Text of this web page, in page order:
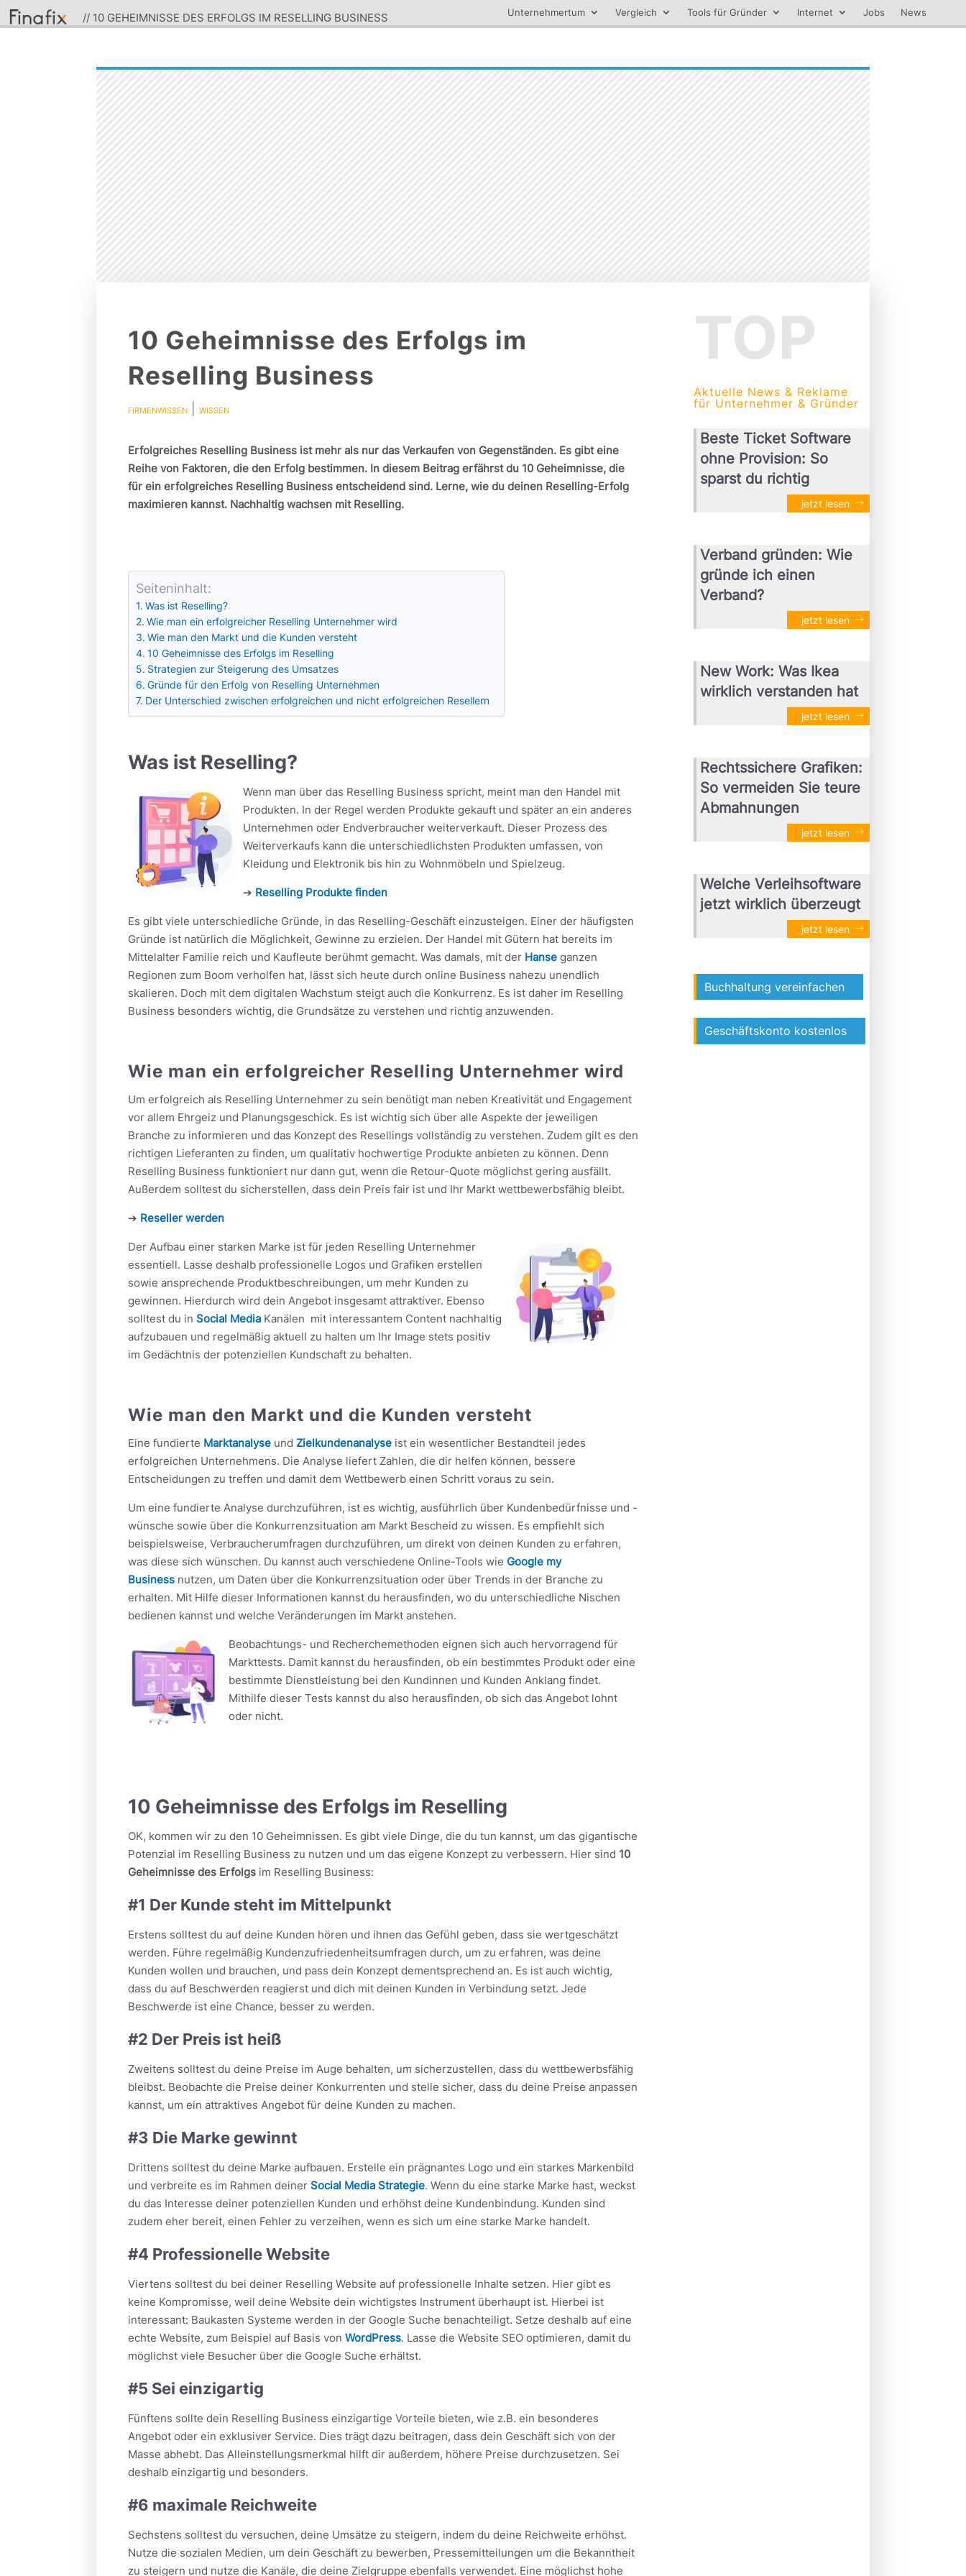
// 10 GEHEIMNISSE DES ERFOLGS IM RESELLING BUSINESS Unternehmertum Vergleich Tools für Gründer Internet Jobs News
10 Geheimnisse des Erfolgs im
Reselling Business
FIRMENWISSEN |WISSEN
Erfolgreiches Reselling Business ist mehr als nur das Verkaufen von Gegenständen. Es gibt eine
Reihe von Faktoren, die den Erfolg bestimmen. In diesem Beitrag erfährst du 10 Geheimnisse, die
für ein erfolgreiches Reselling Business entscheidend sind. Lerne, wie du deinen Reselling-Erfolg
maximieren kannst. Nachhaltig wachsen mit Reselling.
Seiteninhalt:
Was ist Reselling?
Wie man ein erfolgreicher Reselling Unternehmer wird
Wie man den Markt und die Kunden versteht
10 Geheimnisse des Erfolgs im Reselling
Strategien zur Steigerung des Umsatzes
Gründe für den Erfolg von Reselling Unternehmen
Der Unterschied zwischen erfolgreichen und nicht erfolgreichen Resellern
Was ist Reselling?
Wenn man über das Reselling Business spricht, meint man den Handel mit
Produkten. In der Regel werden Produkte gekauft und später an ein anderes
Unternehmen oder Endverbraucher weiterverkauft. Dieser Prozess des
Weiterverkaufs kann die unterschiedlichsten Produkten umfassen, von
Kleidung und Elektronik bis hin zu Wohnmöbeln und Spielzeug.
➔ Reselling Produkte finden
Es gibt viele unterschiedliche Gründe, in das Reselling-Geschäft einzusteigen. Einer der häufigsten
Gründe ist natürlich die Möglichkeit, Gewinne zu erzielen. Der Handel mit Gütern hat bereits im
Mittelalter Familie reich und Kaufleute berühmt gemacht. Was damals, mit der Hanse ganzen
Regionen zum Boom verholfen hat, lässt sich heute durch online Business nahezu unendlich
skalieren. Doch mit dem digitalen Wachstum steigt auch die Konkurrenz. Es ist daher im Reselling
Business besonders wichtig, die Grundsätze zu verstehen und richtig anzuwenden.
Wie man ein erfolgreicher Reselling Unternehmer wird
Um erfolgreich als Reselling Unternehmer zu sein benötigt man neben Kreativität und Engagement
vor allem Ehrgeiz und Planungsgeschick. Es ist wichtig sich über alle Aspekte der jeweiligen
Branche zu informieren und das Konzept des Resellings vollständig zu verstehen. Zudem gilt es den
richtigen Lieferanten zu finden, um qualitativ hochwertige Produkte anbieten zu können. Denn
Reselling Business funktioniert nur dann gut, wenn die Retour-Quote möglichst gering ausfällt.
Außerdem solltest du sicherstellen, dass dein Preis fair ist und Ihr Markt wettbewerbsfähig bleibt.
➔ Reseller werden
Der Aufbau einer starken Marke ist für jeden Reselling Unternehmer
essentiell. Lasse deshalb professionelle Logos und Grafiken erstellen
sowie ansprechende Produktbeschreibungen, um mehr Kunden zu
gewinnen. Hierdurch wird dein Angebot insgesamt attraktiver. Ebenso
solltest du in Social Media Kanälen mit interessantem Content nachhaltig
aufzubauen und regelmäßig aktuell zu halten um Ihr Image stets positiv
im Gedächtnis der potenziellen Kundschaft zu behalten.
Wie man den Markt und die Kunden versteht
Eine fundierte Marktanalyse undZielkundenanalyse ist ein wesentlicher Bestandteil jedes
erfolgreichen Unternehmens. Die Analyse liefert Zahlen, die dir helfen können, bessere
Entscheidungen zu treffen und damit dem Wettbewerb einen Schritt voraus zu sein.
Um eine fundierte Analyse durchzuführen, ist es wichtig, ausführlich über Kundenbedürfnisse und -
wünsche sowie über die Konkurrenzsituation am Markt Bescheid zu wissen. Es empfiehlt sich
beispielsweise, Verbraucherumfragen durchzuführen, um direkt von deinen Kunden zu erfahren,
was diese sich wünschen. Du kannst auch verschiedene Online-Tools wie Google my
Business nutzen, um Daten über die Konkurrenzsituation oder über Trends in der Branche zu
erhalten. Mit Hilfe dieser Informationen kannst du herausfinden, wo du unterschiedliche Nischen
bedienen kannst und welche Veränderungen im Markt anstehen.
Beobachtungs- und Recherchemethoden eignen sich auch hervorragend für
Markttests. Damit kannst du herausfinden, ob ein bestimmtes Produkt oder eine
bestimmte Dienstleistung bei den Kundinnen und Kunden Anklang findet.
Mithilfe dieser Tests kannst du also herausfinden, ob sich das Angebot lohnt
oder nicht.
10 Geheimnisse des Erfolgs im Reselling
OK, kommen wir zu den 10 Geheimnissen. Es gibt viele Dinge, die du tun kannst, um das gigantische
Potenzial im Reselling Business zu nutzen und um das eigene Konzept zu verbessern. Hier sind 10
Geheimnisse des Erfolgs im Reselling Business:
#1 Der Kunde steht im Mittelpunkt
Erstens solltest du auf deine Kunden hören und ihnen das Gefühl geben, dass sie wertgeschätzt
werden. Führe regelmäßig Kundenzufriedenheitsumfragen durch, um zu erfahren, was deine
Kunden wollen und brauchen, und pass dein Konzept dementsprechend an. Es ist auch wichtig,
dass du auf Beschwerden reagierst und dich mit deinen Kunden in Verbindung setzt. Jede
Beschwerde ist eine Chance, besser zu werden.
#2 Der Preis ist heiß
Zweitens solltest du deine Preise im Auge behalten, um sicherzustellen, dass du wettbewerbsfähig
bleibst. Beobachte die Preise deiner Konkurrenten und stelle sicher, dass du deine Preise anpassen
kannst, um ein attraktives Angebot für deine Kunden zu machen.
#3 Die Marke gewinnt
Drittens solltest du deine Marke aufbauen. Erstelle ein prägnantes Logo und ein starkes Markenbild
und verbreite es im Rahmen deiner Social Media Strategie. Wenn du eine starke Marke hast, weckst
du das Interesse deiner potenziellen Kunden und erhöhst deine Kundenbindung. Kunden sind
zudem eher bereit, einen Fehler zu verzeihen, wenn es sich um eine starke Marke handelt.
#4 Professionelle Website
Viertens solltest du bei deiner Reselling Website auf professionelle Inhalte setzen. Hier gibt es
keine Kompromisse, weil deine Website dein wichtigstes Instrument überhaupt ist. Hierbei ist
interessant: Baukasten Systeme werden in der Google Suche benachteiligt. Setze deshalb auf eine
echte Website, zum Beispiel auf Basis vonWordPress. Lasse die Website SEO optimieren, damit du
möglichst viele Besucher über die Google Suche erhältst.
#5 Sei einzigartig
Fünftens sollte dein Reselling Business einzigartige Vorteile bieten, wie z.B. ein besonderes
Angebot oder ein exklusiver Service. Dies trägt dazu beitragen, dass dein Geschäft sich von der
Masse abhebt. Das Alleinstellungsmerkmal hilft dir außerdem, höhere Preise durchzusetzen. Sei
deshalb einzigartig und besonders.
#6 maximale Reichweite
Sechstens solltest du versuchen, deine Umsätze zu steigern, indem du deine Reichweite erhöhst.
Nutze die sozialen Medien, um dein Geschäft zu bewerben, Pressemitteilungen um die Bekanntheit
zu steigern und nutze die Kanäle, die deine Zielgruppe ebenfalls verwendet. Eine möglichst hohe
TOP
Aktuelle News & Reklame
für Unternehmer & Gründer
Beste Ticket Software
ohne Provision: So
sparst du richtig
jetzt lesen
Verband gründen: Wie
gründe ich einen
Verband?
jetzt lesen
New Work: Was Ikea
wirklich verstanden hat
jetzt lesen
Rechtssichere Grafiken:
So vermeiden Sie teure
Abmahnungen
jetzt lesen
Welche Verleihsoftware
jetzt wirklich überzeugt
jetzt lesen
Buchhaltung vereinfachen
Geschäftskonto kostenlos